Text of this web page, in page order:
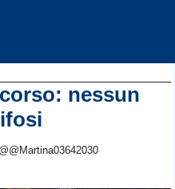
nessun
@@Martina03642030